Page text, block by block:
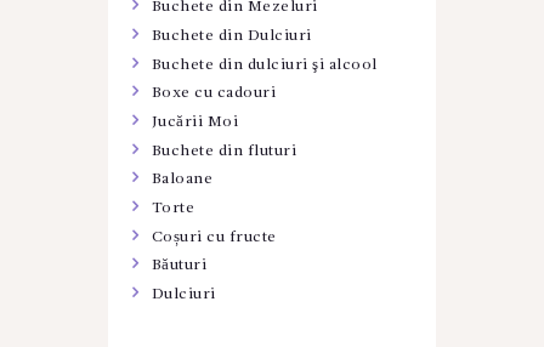
Buchete din Mezeluri
Buchete din Dulciuri
Buchete din dulciuri şi alcool
Boxe cu cadouri
Jucării Moi
Buchete din fluturi
Baloane
Torte
Coșuri cu fructe
Băuturi
Dulciuri